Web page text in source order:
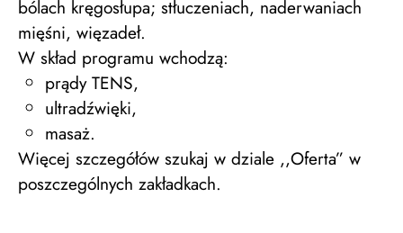
bólach kręgosłupa; stłuczeniach, naderwaniach
mięśni, więzadeł.
W skład programu wchodzą:
prądy TENS,
ultradźwięki,
masaż.
Więcej szczegółów szukaj w dziale ,,Oferta” w
poszczególnych zakładkach.